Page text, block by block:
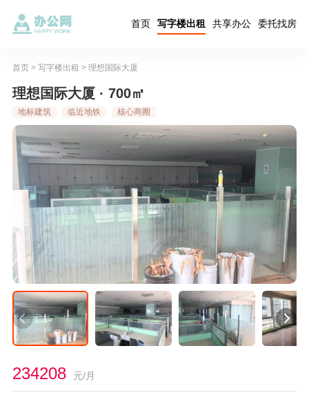
首页 写字楼出租 共享办公 委托找房
首页> 写字楼出租 > 理想国际大厦
理想国际大厦 · 700㎡
地标建筑 临近地铁 核心商圈
234208 元/月